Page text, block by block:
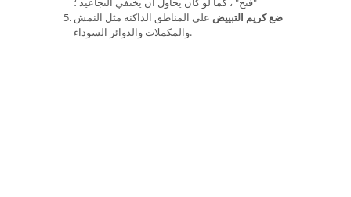
ضع كريم التبييض على المناطق الداكنة مثل النمش
والمكملات والدوائر السوداء.